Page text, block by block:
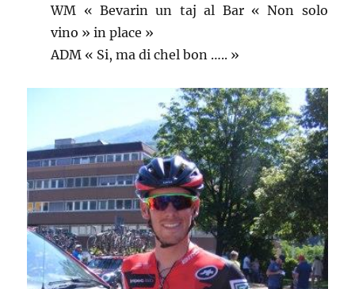
WM « Bevarin un taj al Bar « Non solo
vino » in place »
ADM « Si, ma di chel bon ….. »